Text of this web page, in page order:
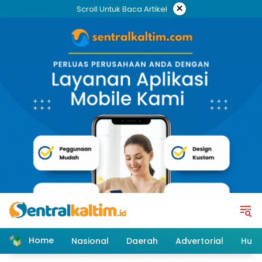
Scroll Untuk Baca Artikel ×
Home Nasional Daerah Advertorial